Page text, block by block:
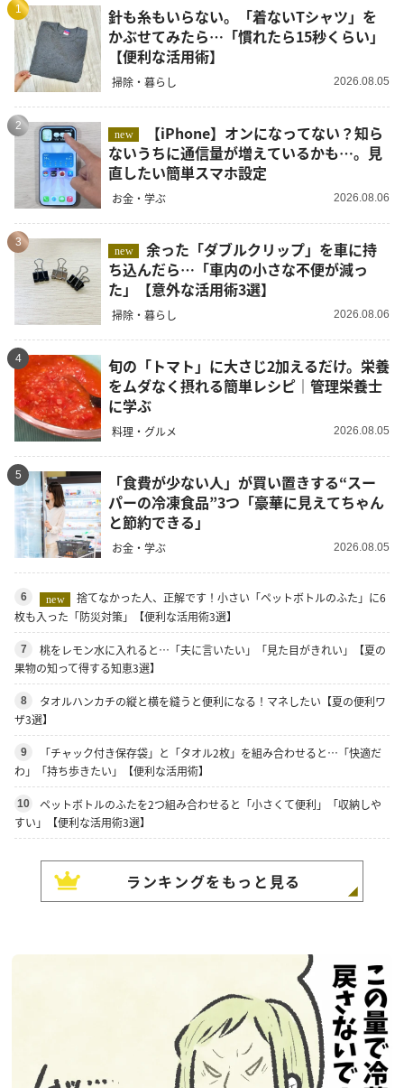
1
針も糸もいらない。「着ないTシャツ」を
かぶせてみたら…「慣れたら15秒くらい」
【便利な活用術】
掃除・暮らし 2026.08.05
2
new
ないうちに通信量が増えているかも…。見
直したい簡単スマホ設定
お金・学ぶ 2026.08.06
3
new
余った「ダブルクリップ」を車に持
ち込んだら…「車内の小さな不便が減っ
た」【意外な活用術3選】
掃除・暮らし 2026.08.06
4
旬の「トマト」に大さじ2加えるだけ。栄養
をムダなく摂れる簡単レシピ｜管理栄養士
に学ぶ
料理・グルメ 2026.08.05
5
「食費が少ない人」が買い置きする“スー
パーの冷凍食品”3つ「豪華に見えてちゃん
と節約できる」
お金・学ぶ 2026.08.05
6 new
捨てなかった人、正解です！小さい「ペットボトルのふた」に6
枚も入った「防災対策」【便利な活用術3選】
7
桃をレモン水に入れると…「夫に言いたい」「見た目がきれい」【夏の
果物の知って得する知恵3選】
8
タオルハンカチの縦と横を縫うと便利になる！マネしたい【夏の便利ワ
ザ3選】
9
「チャック付き保存袋」と「タオル2枚」を組み合わせると…「快適だ
わ」「持ち歩きたい」【便利な活用術】
10
ペットボトルのふたを2つ組み合わせると「小さくて便利」「収納しや
すい」【便利な活用術3選】
ランキングをもっと見る